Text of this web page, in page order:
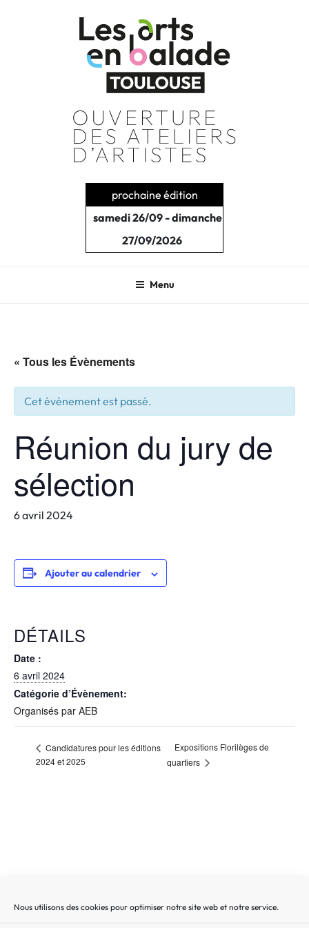
Nous utilisons des cookies pour optimiser notre site web et notre service.
prochaine édition
samedi 26/09 - dimanche
27/09/2026
Menu
« Tous les Évènements
Cet évènement est passé.
Réunion du jury de
sélection
6 avril 2024
Ajouter au calendrier
DÉTAILS
Date :
6 avril 2024
Catégorie d’Évènement:
Organisés par AEB
Candidatures pour les éditions
2024 et 2025
Expositions Florilèges de
quartiers
Recherche